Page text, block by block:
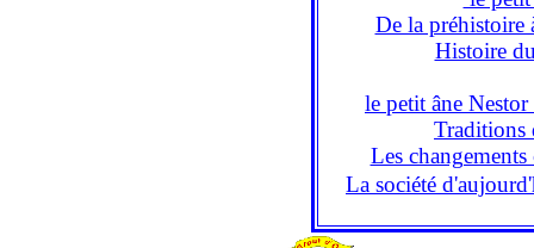
De la préhistoire
Histoire
le petit âne
Traditions
Les
La société